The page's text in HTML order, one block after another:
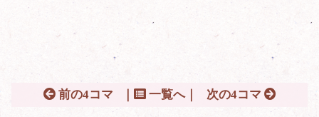
前の4コマ 一覧へ｜ 次の4コマ